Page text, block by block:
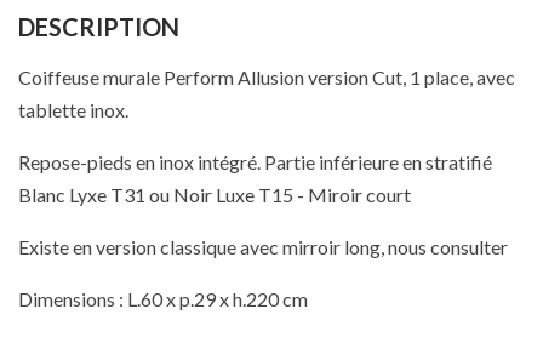
DESCRIPTION
Coiffeuse murale Perform Allusion version Cut, 1 place, avec
tablette inox.
Repose-pieds en inox intégré. Partie inférieure en stratifié
Blanc Lyxe T31 ou Noir Luxe T15 - Miroir court
Existe en version classique avec mirroir long, nous consulter
Dimensions : L.60 x p.29 x h.220 cm